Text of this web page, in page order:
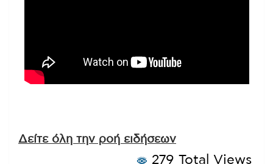
Δείτε όλη την ροή ειδήσεων
279 Total Views